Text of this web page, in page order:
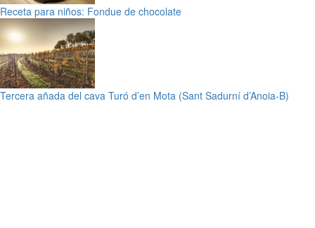
Receta para niños: Fondue de chocolate
Tercera añada del cava Turó d’en Mota (Sant Sadurní d’Anoia-B)